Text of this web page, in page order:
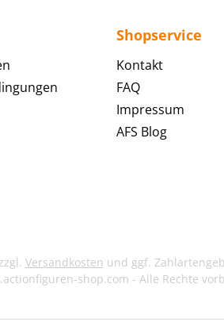
Shopservice
Kontakt
FAQ
Impressum
AFS Blog
Versandkosten und ggf.
shop.com - Alle Rechte